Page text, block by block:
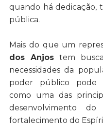
quando há dedicação,
pública.
Mais do que um
dos Anjos tem
necessidades da
poder público pode
como uma das
desenvolvimento
fortalecimento do